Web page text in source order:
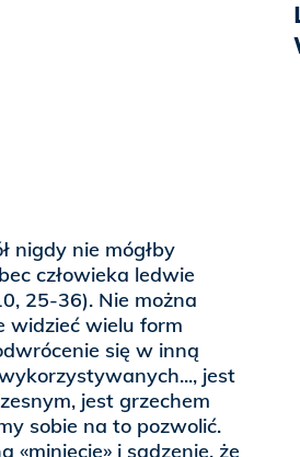
nigdy nie mógłby
człowieka ledwie
25-36). Nie można
widzieć wielu form
się w inną
jest
jest grzechem
sobie na to pozwolić.
«minięcie» i sądzenie, że